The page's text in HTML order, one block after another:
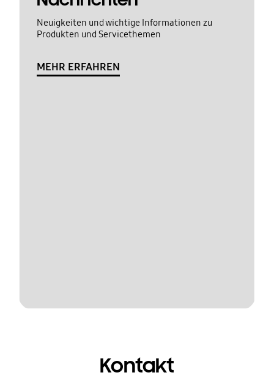
Neuigkeiten und wichtige Informationen zu
Produkten und Servicethemen
MEHR ERFAHREN
Kontakt